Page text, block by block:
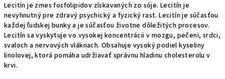
Lecitín je zmes fosfolipidov získavaných zo sóje. Lecitín je
nevyhnutný pre zdravý psychický a fyzický rast. Lecitín je súčasťou
každej ľudskej bunky a je súčasťou životne dôležitých procesov.
Lecitín sa vyskytuje vo vysokej koncentrácii v mozgu, pečeni, srdci,
svaloch a nervových vláknach. Obsahuje vysoký podiel kyseliny
linolovej, ktorá pomáha udržiavať správnu hladinu cholesterolu v
krvi.